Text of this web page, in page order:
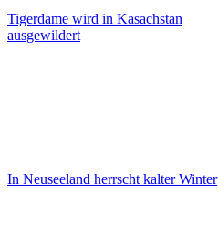
Tigerdame wird in Kasachstan
ausgewildert
In Neuseeland herrscht kalter Winter